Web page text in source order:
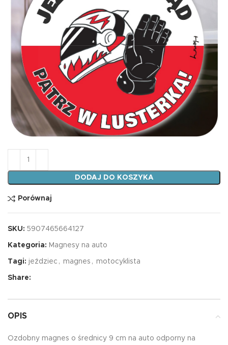
DODAJ DO KOSZYKA
Porównaj
SKU: 5907465664127
Kategoria: Magnesy na auto
Tagi: jeździec , magnes , motocyklista
Share:
OPIS
Ozdobny magnes o średnicy 9 cm na auto odporny na